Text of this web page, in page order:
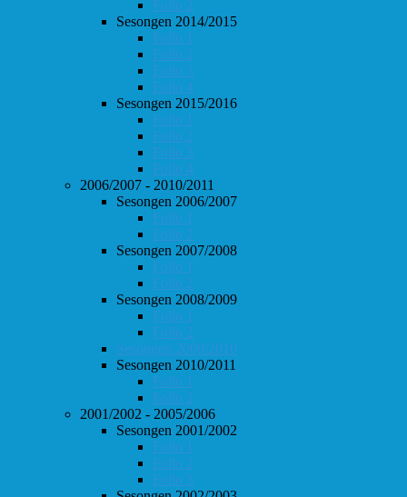
Follo 2
Sesongen 2014/2015
Follo 1
Follo 2
Follo 3
Follo 4
Sesongen 2015/2016
Follo 1
Follo 2
Follo 3
Follo 4
2006/2007 - 2010/2011
Sesongen 2006/2007
Follo 1
Follo 2
Sesongen 2007/2008
Follo 1
Follo 2
Sesongen 2008/2009
Follo 1
Follo 2
Sesongen 2009/2010
Sesongen 2010/2011
Follo 1
Follo 2
2001/2002 - 2005/2006
Sesongen 2001/2002
Follo 1
Follo 2
Follo 3